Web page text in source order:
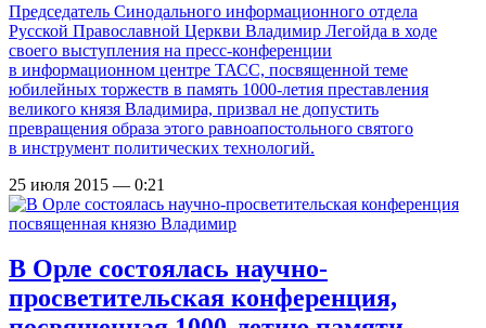
Председатель Синодального информационного отдела
Русской Православной Церкви Владимир Легойда в ходе
своего выступления на пресс-конференции
в информационном центре ТАСС, посвященной теме
юбилейных торжеств в память 1000-летия преставления
великого князя Владимира, призвал не допустить
превращения образа этого равноапостольного святого
в инструмент политических технологий.
25 июля 2015 — 0:21
В Орле состоялась научно-
просветительская конференция,